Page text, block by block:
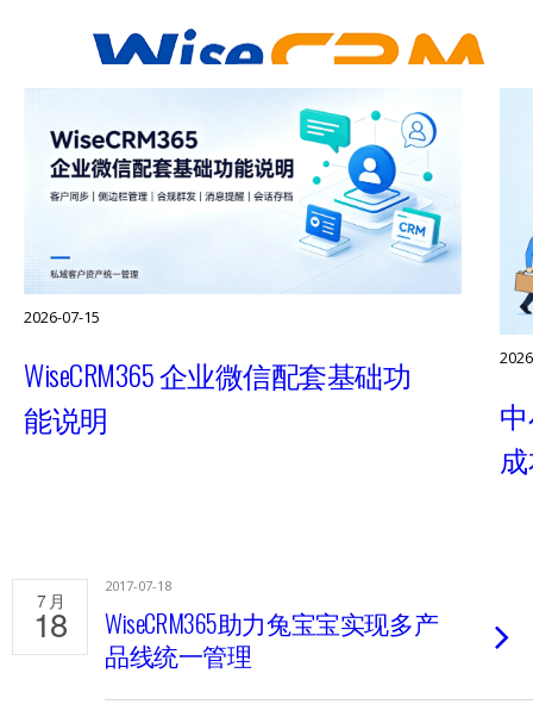
2026-07-15
WiseCRM365 企业微信配套基础功
能说明
7 月
18
2017-07-18
WiseCRM365助力兔宝宝实现多产
品线统一管理